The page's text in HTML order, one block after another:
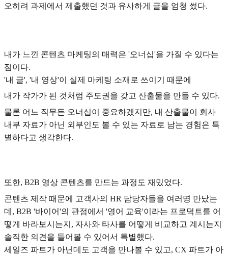
오히려 과제에서 제출했던 것과 유사하게 글을 엄청 썼다.
내가 느낀 콘텐츠 마케팅의 매력은 '오너십'을 가질 수 있다는
점이다.
'내 글', '내 영상'이 실제 마케팅 소재로 쓰이기 때문에
내가 작가가 된 것처럼 주도권을 갖고 산출물을 만들 수 있다.
물론 어느 직무든 오너십이 중요하겠지만, 내 산출물이 회사
내부 자료가 아닌 외부인도 볼 수 있는 자료로 남는 경험은 특
별하다고 생각한다.
또한, B2B 영상 콘텐츠를 만드는 과정도 재밌었다.
콘텐츠 제작 때문에 고객사의 HR 담당자들을 여러명 만났는
데, B2B '바이어'의 관점에서 '영어 교육'이라는 프로덕트를 어
떻게 바라보시는지, 자사와 타사를 어떻게 비교하고 계시는지
솔직한 의견을 들어볼 수 있어서 특별했다.
세일즈 파트가 아닌데도 고객을 만나볼 수 있고, CX 파트가 아